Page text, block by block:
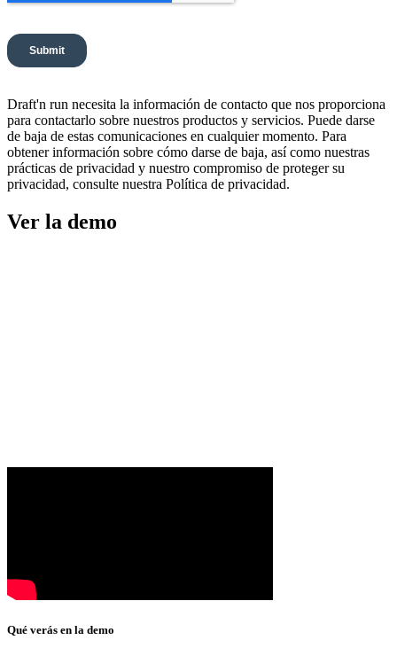
Draft'n run necesita la información de contacto que nos proporciona
para contactarlo sobre nuestros productos y servicios. Puede darse
de baja de estas comunicaciones en cualquier momento. Para
obtener información sobre cómo darse de baja, así como nuestras
prácticas de privacidad y nuestro compromiso de proteger su
privacidad, consulte nuestra Política de privacidad.
Ver la demo
Qué verás en la demo